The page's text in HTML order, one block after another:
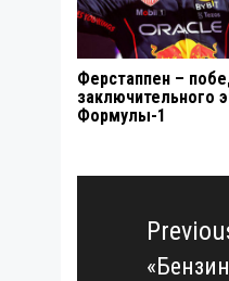
Ферстаппен –
заключительного
Формулы-1
Навигация
записям
Previous